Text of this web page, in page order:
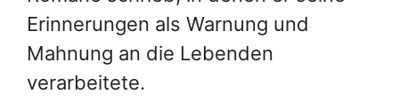
Erinnerungen als Warnung und
Mahnung an die Lebenden
verarbeitete.